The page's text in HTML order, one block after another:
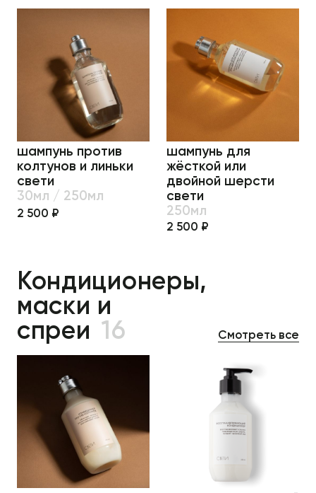
шампунь против
колтунов и линьки
свети
30мл / 250мл
2 500 ₽
шампунь для
жёсткой или
двойной шерсти
свети
250мл
2 500 ₽
Кондиционеры,
маски и
спреи 16 Смотреть все